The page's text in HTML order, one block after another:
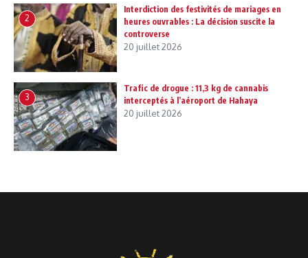
2
Interdiction des festivités de mariages en
heures ouvrables : La décision suscite la
controverse
20 juillet 2026
3
Trafic de drogue : 11,3 kg de cannabis
interceptés à l’aéroport de Hahaya
20 juillet 2026